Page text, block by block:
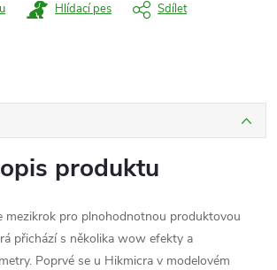
Hlídací pes Sdílet
produktu
mezikrok pro plnohodnotnou produktovou
přichází s několika wow efekty a
Poprvé se u Hikmicra v modelovém